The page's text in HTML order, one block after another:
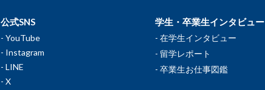
公式SNS
YouTube
Instagram
LINE
X
学生・卒業生インタビュー
在学生インタビュー
留学レポート
卒業生お仕事図鑑